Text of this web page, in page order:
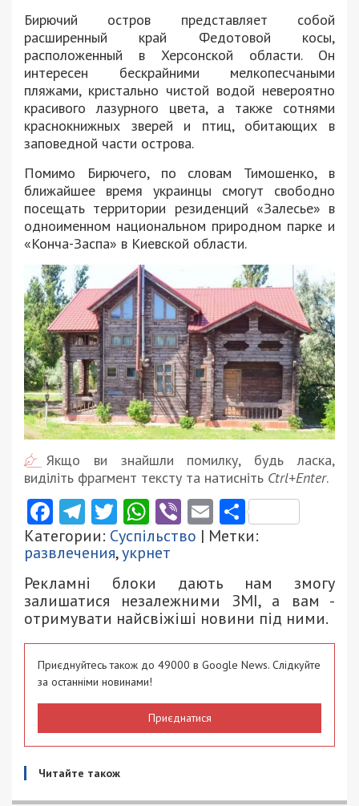
Бирючий остров представляет собой
расширенный край Федотовой косы,
расположенный в Херсонской области. Он
интересен бескрайними мелкопесчаными
пляжами, кристально чистой водой невероятно
красивого лазурного цвета, а также сотнями
краснокнижных зверей и птиц, обитающих в
заповедной части острова.
Помимо Бирючего, по словам Тимошенко, в
ближайшее время украинцы смогут свободно
посещать территории резиденций «Залесье» в
одноименном национальном природном парке и
«Конча-Заспа» в Киевской области.
Якщо ви знайшли помилку, будь ласка,
виділіть фрагмент тексту та натисніть Ctrl+Enter.
Facebook
Telegram
Twitter
WhatsApp
ViberEmail
Категории: Суспільство | Метки:
развлечения,укрнет
Рекламні блоки дають нам змогу
залишатися незалежними ЗМІ, а вам -
отримувати найсвіжіші новини під ними.
Приєднуйтесь також до 49000 в Google News. Слідкуйте
за останніми новинами!
Приєднатися
Читайте також